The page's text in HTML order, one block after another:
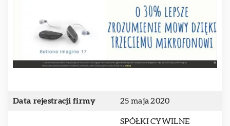
Data rejestracji firmy 25 maja 2020
SPÓŁKI CYWILNE